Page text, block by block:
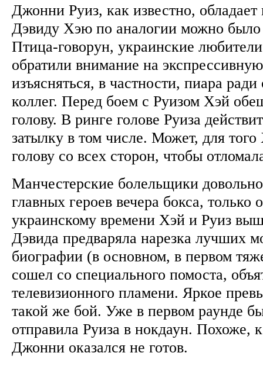
Джонни Руиз, как известно,
Дэвиду Хэю по аналогии можно было
Птица-говорун, украинские
обратили внимание на
изъясняться, в частности, пиара
коллег. Перед боем с Руизом Хэй
голову. В ринге голове Руиза
затылку в том числе. Может, для
голову со всех сторон, чтобы
Манчестерские болельщики
главных героев вечера бокса, только
украинскому времени Хэй и Руиз
Дэвида предваряла нарезка лучших
биографии (в основном, в первом
сошел со специального помоста,
телевизионного пламени. Яркое
такой же бой. Уже в первом раунде
отправила Руиза в нокдаун. Похоже,
Джонни оказался не готов.